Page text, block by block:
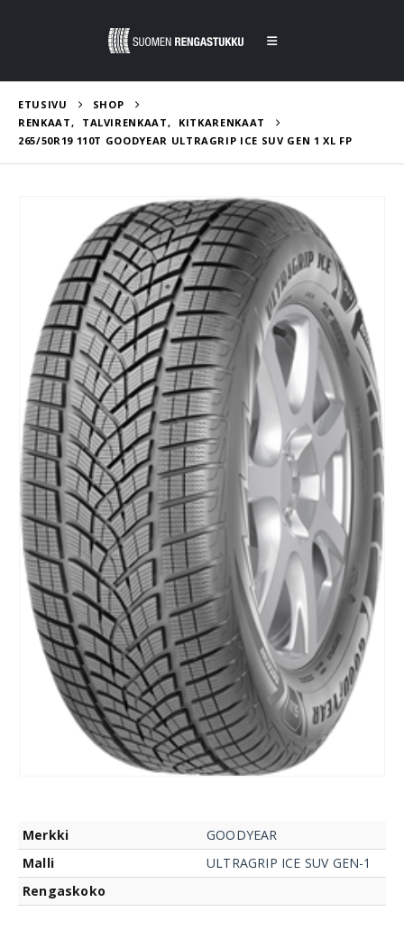
ETUSIVU
SHOP
RENKAAT, TALVIRENKAAT,
KITKARENKAAT
265/50R19 110T GOODYEAR ULTRAGRIP ICE SUV GEN 1 XL FP
Merkki
GOODYEAR
Malli
ULTRAGRIP ICE SUV GEN-1
Rengaskoko